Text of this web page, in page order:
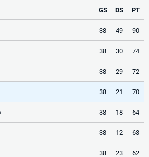
GS DS PT
38 49 90
38 30 74
38 29 72
38 21 70
38 18 64
38 12 63
38 23 62